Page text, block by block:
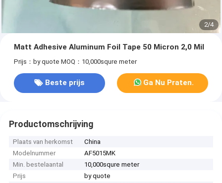
2/4
Matt Adhesive Aluminum Foil Tape 50 Micron 2,0 Mil
Prijs：by quote MOQ：10,000squre meter
Beste prijs Ga Nu Praten.
Productomschrijving
Plaats van herkomst
China
Modelnummer
AF5015MK
Min. bestelaantal
10,000squre meter
Prijs
by quote